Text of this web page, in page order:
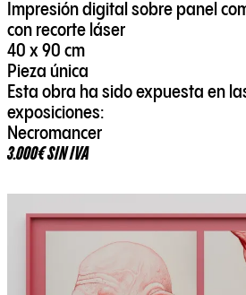
Impresión digital sobre panel
con recorte láser
40 x 90 cm
Pieza única
Esta obra ha sido expuesta en
exposiciones:
Necromancer
3.000€ SIN IVA